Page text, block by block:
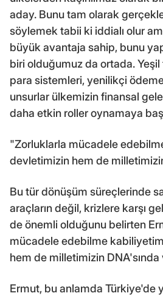
aday. Bunu tam olarak
söylemek tabii ki iddialı olur
büyük avantaja sahip, bunu
biri olduğumuz da ortada.
para sistemleri, yenilikçi
unsurlar ülkemizin finansal
daha etkin roller oynamaya
"Zorluklarla mücadele
devletimizin hem de
Bu tür dönüşüm süreçlerinde
araçların değil, krizlere karşı
de önemli olduğunu belirten
mücadele edebilme
hem de milletimizin DNA'sında
Ermut, bu anlamda Türkiye'de